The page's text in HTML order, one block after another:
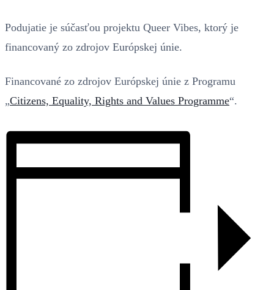
Podujatie je súčasťou projektu Queer Vibes, ktorý je
financovaný zo zdrojov Európskej únie.
Financované zo zdrojov Európskej únie z Programu
„Citizens, Equality, Rights and Values Programme“.